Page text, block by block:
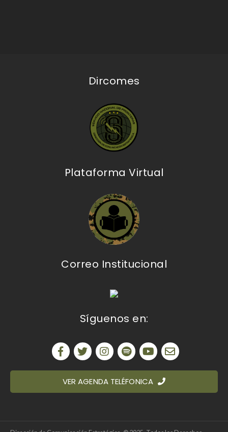
Dircomes
Plataforma Virtual
Correo Institucional
Síguenos en:
VER AGENDA TELÉFONICA